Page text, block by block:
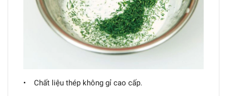
• Chất liệu thép không gỉ cao cấp.